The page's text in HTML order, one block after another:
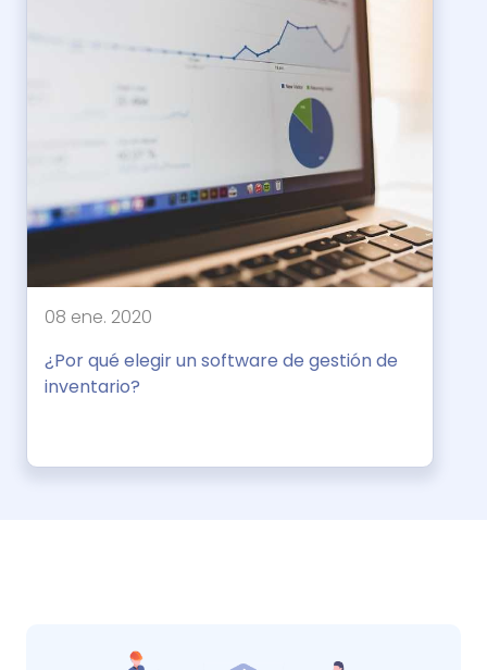
08 ene. 2020
¿Por qué elegir un software de gestión de
inventario?